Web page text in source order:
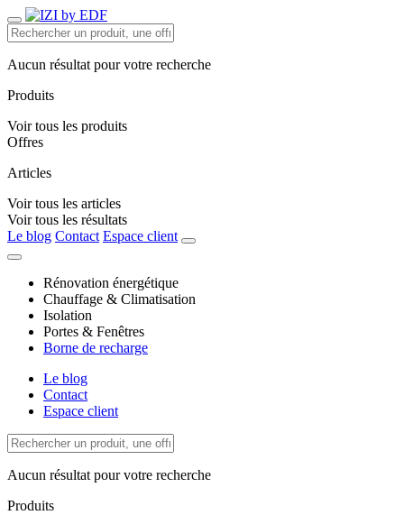
Aucun résultat pour votre recherche
Produits
Voir tous les produits
Offres
Articles
Voir tous les articles
Voir tous les résultats
Le blog Contact Espace client
Rénovation énergétique
Chauffage & Climatisation
Isolation
Portes & Fenêtres
Borne de recharge
Le blog
Contact
Espace client
Aucun résultat pour votre recherche
Produits